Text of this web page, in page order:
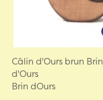
Câlin d'Ours brun Brin
d'Ours
Brin dOurs